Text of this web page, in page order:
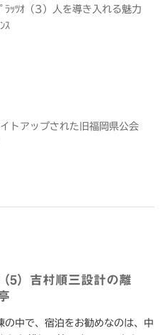
ﾟﾗｯﾂｵ（3）人を導き入れる魅力
ｽ
トアップされた旧福岡県公会
5）吉村順三設計の離
中で、宿泊をお勧めなのは、中